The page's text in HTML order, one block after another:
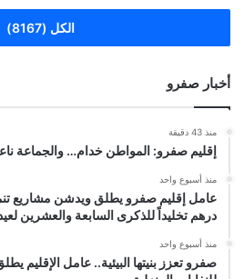
الكل (8167)
أخبار صفرو
منذ 43 دقيقة
إقليم صفرو: المواطن خدام… والجماعة
منذ أسبوع واحد
درهم تخليداً للذكرى السابعة والعشرين
منذ أسبوع واحد
صفرو تعزز بنيتها البيئية.. عامل الإقليم